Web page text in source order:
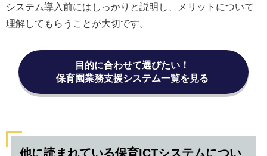
システム導入前にはしっかりと説明し、メリットについて
理解してもらうことが大切です。
目的に合わせて選びたい！
保育園業務支援システム一覧を見る
他に読まれている保育ICTシステムについ